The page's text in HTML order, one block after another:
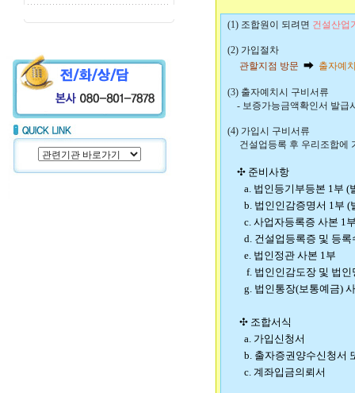
(1) 조합원이 되려면 건설산업
(2) 가입절차
관할지점 방문 ➡ 출자예
(3) 출자예치시 구비서류
- 보증가능금액확인서 발급
(4) 가입시 구비서류
건설업등록 후 우리조합에
✣ 준비사항
a. 법인등기부등본 1부 (
b. 법인인감증명서 1부 (
c. 사업자등록증 사본 1
d. 건설업등록증 및 등록
e. 법인정관 사본 1부
f. 법인인감도장 및 법인
g. 법인통장(보통예금)
✣조합서식
a. 가입신청서
b. 출자증권양수신청서
c. 계좌입금의뢰서